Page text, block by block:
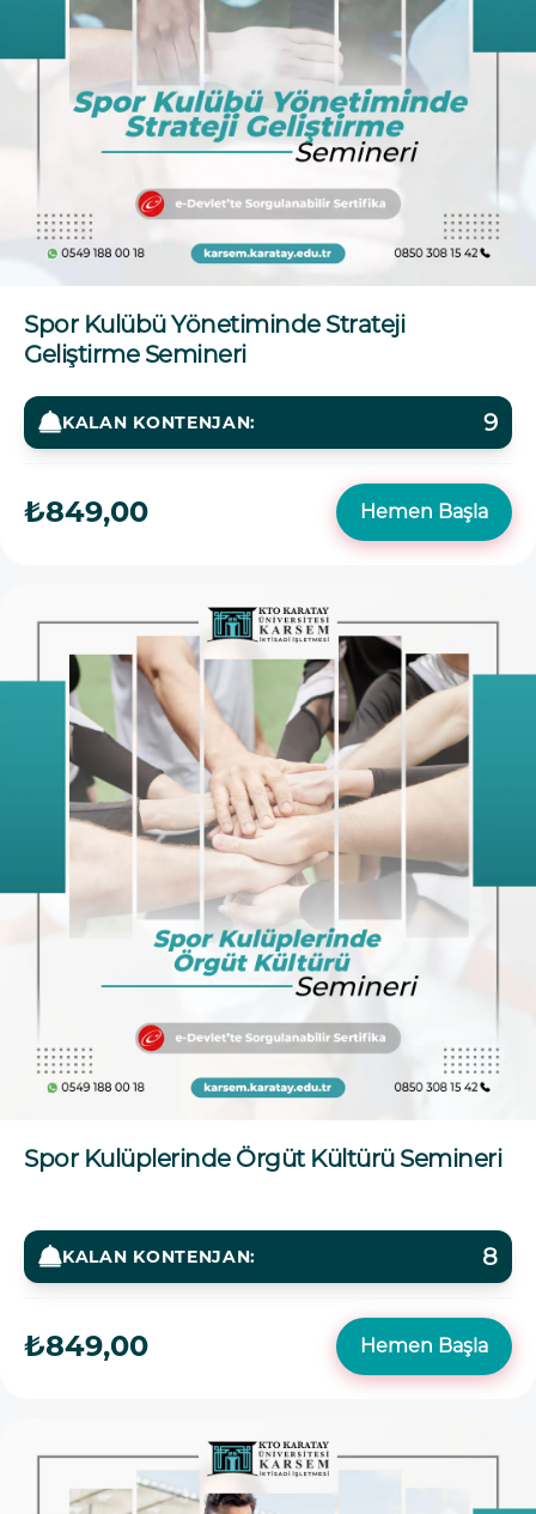
Spor Kulübü Yönetiminde Strateji
Geliştirme Semineri
KALAN KONTENJAN: 9
₺849,00 Hemen Başla
Spor Kulüplerinde Örgüt Kültürü Semineri
KALAN KONTENJAN: 8
₺849,00 Hemen Başla